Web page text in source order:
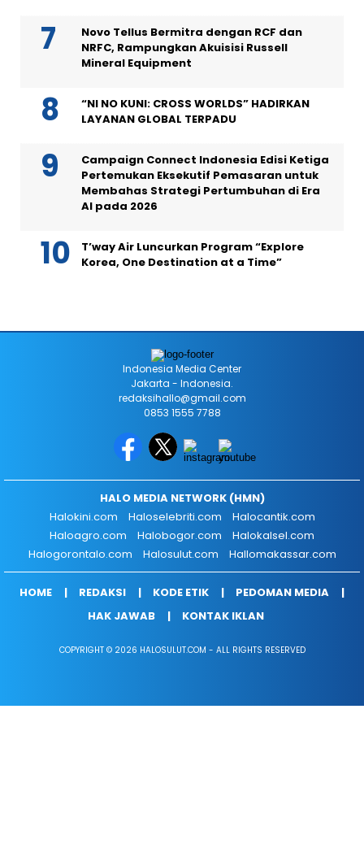
Novo Tellus Bermitra dengan RCF dan
NRFC, Rampungkan Akuisisi Russell
Mineral Equipment
“NI NO KUNI: CROSS WORLDS” HADIRKAN
LAYANAN GLOBAL TERPADU
Campaign Connect Indonesia Edisi Ketiga
Pertemukan Eksekutif Pemasaran untuk
Membahas Strategi Pertumbuhan di Era
AI pada 2026
T’way Air Luncurkan Program “Explore
Korea, One Destination at a Time”
Indonesia Media Center
Jakarta - Indonesia.
redaksihallo@gmail.com
0853 1555 7788
HALO MEDIA NETWORK (HMN)
Halokini.com
Haloselebriti.com
Halocantik.com
Haloagro.com
Halobogor.com
Halokalsel.com
Halogorontalo.com
Halosulut.com Hallomakassar.com
HOME REDAKSI KODE ETIK
PEDOMAN MEDIA
HAK JAWAB
KONTAK IKLAN
COPYRIGHT © 2026 HALOSULUT.COM - ALL RIGHTS RESERVED